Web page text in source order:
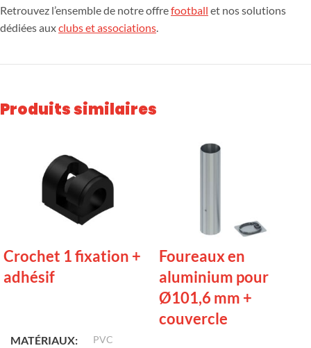
Retrouvez l’ensemble de notre offrefootball et nos solutions
dédiées auxclubs et associations.
Produits similaires
Crochet 1 fixation +
adhésif
MATÉRIAUX
PVC
Foureaux en
aluminium pour
Ø101,6 mm +
couvercle